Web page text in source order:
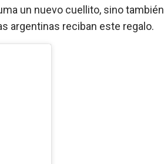
un nuevo cuellito, sino también
argentinas reciban este regalo.